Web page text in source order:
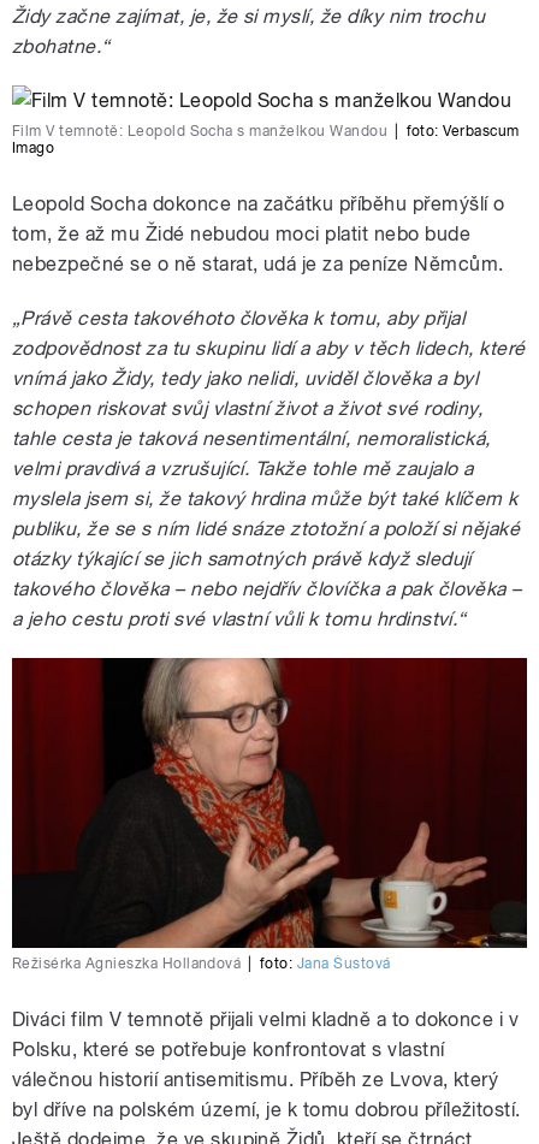
Židy začne zajímat, je, že si myslí, že díky nim trochu
zbohatne.“
Film V temnotě: Leopold Socha s manželkou Wandou foto:Verbascum
Imago
Leopold Socha dokonce na začátku příběhu přemýšlí o
tom, že až mu Židé nebudou moci platit nebo bude
nebezpečné se o ně starat, udá je za peníze Němcům.
„Právě cesta takovéhoto člověka k tomu, aby přijal
zodpovědnost za tu skupinu lidí a aby v těch lidech, které
vnímá jako Židy, tedy jako nelidi, uviděl člověka a byl
schopen riskovat svůj vlastní život a život své rodiny,
tahle cesta je taková nesentimentální, nemoralistická,
velmi pravdivá a vzrušující. Takže tohle mě zaujalo a
myslela jsem si, že takový hrdina může být také klíčem k
publiku, že se s ním lidé snáze ztotožní a položí si nějaké
otázky týkající se jich samotných právě když sledují
takového člověka – nebo nejdřív človíčka a pak člověka –
a jeho cestu proti své vlastní vůli k tomu hrdinství.“
Režisérka Agnieszka Hollandová foto: Jana Šustová
Diváci film V temnotě přijali velmi kladně a to dokonce i v
Polsku, které se potřebuje konfrontovat s vlastní
válečnou historií antisemitismu. Příběh ze Lvova, který
byl dříve na polském území, je k tomu dobrou příležitostí.